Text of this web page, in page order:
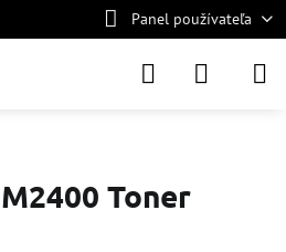
Panel používateľa
Toner